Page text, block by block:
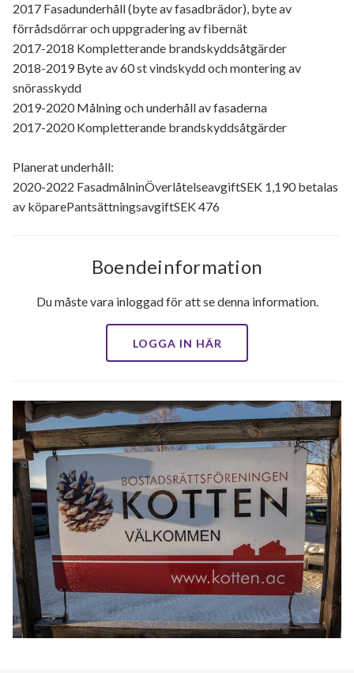
2017 Fasadunderhåll (byte av fasadbrädor), byte av
förrådsdörrar och uppgradering av fibernät
2017-2018 Kompletterande brandskyddsåtgärder
2018-2019 Byte av 60 st vindskydd och montering av
snörasskydd
2019-2020 Målning och underhåll av fasaderna
2017-2020 Kompletterande brandskyddsåtgärder
Planerat underhåll:
2020-2022 FasadmålninÖverlåtelseavgiftSEK 1,190 betalas
av köparePantsättningsavgiftSEK 476
Boendeinformation
Du måste vara inloggad för att se denna information.
LOGGA IN HÄR